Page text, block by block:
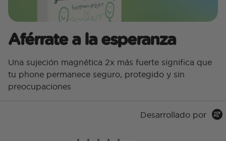
Aférrate a la esperanza
Una sujeción magnética 2x más fuerte significa que
tu phone permanece seguro, protegido y sin
preocupaciones
Desarrollado por